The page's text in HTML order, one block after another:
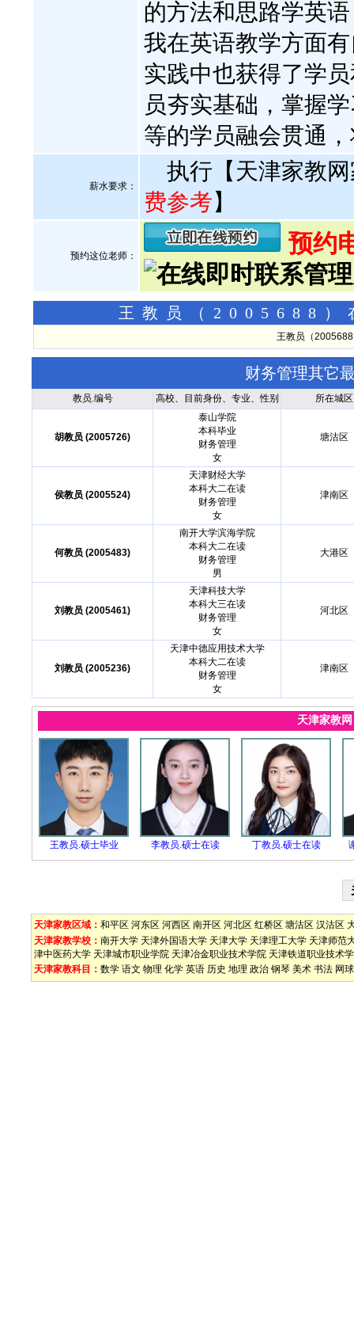
的方法和思路学英
我在英语教学方面
实践中也获得了学
员夯实基础，掌握
等的学员融会贯通
薪水要求：
执行【天津家教
费参考】
预约这位老师： 预约
王教员（2005688）
王教员（
财务管理其它
教员.编号 高校、目前身份、专业、性别 所在城区
胡教员 (2005726)
泰山学院
本科毕业
财务管理
女
塘沽区
侯教员 (2005524)
天津财经大学
本科大二在读
财务管理
女
津南区
何教员 (2005483)
南开大学滨海学院
本科大二在读
财务管理
男
大港区
刘教员 (2005461)
天津科技大学
本科大三在读
财务管理
女
河北区
刘教员 (2005236)
天津中德应用技术大学
本科大二在读
财务管理
女
津南区
天津家教
王教员.硕士毕业 李教员.硕士在读 丁教员.硕士在读
天津家教区域： 和平区 河东区 河西区 南开区 河北区 红桥区 塘沽区 汉沽区
天津家教学校： 南开大学 天津外国语大学 天津大学 天津理工大学 天津师范
津中医药大学 天津城市职业学院 天津冶金职业技术学院 天津铁道职业技术
天津家教科目： 数学 语文 物理 化学 英语 历史 地理 政治 钢琴 美术 书法 网球